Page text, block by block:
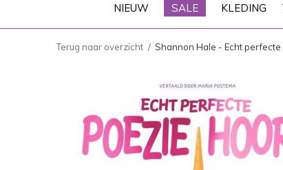
NIEUW SALE KLEDING
Terug naar overzicht Shannon Hale - Echt